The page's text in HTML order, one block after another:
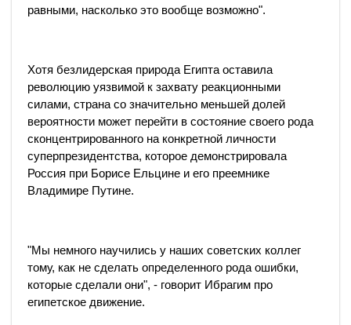
равными, насколько это вообще возможно".
Хотя безлидерская природа Египта оставила
революцию уязвимой к захвату реакционными
силами, страна со значительно меньшей долей
вероятности может перейти в состояние своего рода
сконцентрированного на конкретной личности
суперпрезидентства, которое демонстрировала
Россия при Борисе Ельцине и его преемнике
Владимире Путине.
"Мы немного научились у наших советских коллег
тому, как не сделать определенного рода ошибки,
которые сделали они", - говорит Ибрагим про
египетское движение.